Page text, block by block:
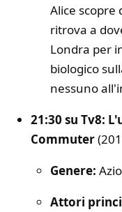
Alice scopre
ritrova a
Londra per
biologico
nessuno
21:30 su Tv8:
Commuter
Genere:
Attori